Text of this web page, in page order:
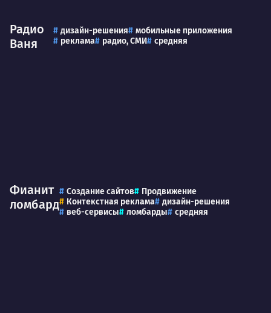
Радио
Ваня
дизайн-решения
мобильные приложения
реклама
радио, СМИ средняя
Фианит
ломбард
Создание сайтов
Продвижение
Контекстная реклама
дизайн-решения
веб-сервисы
ломбарды средняя